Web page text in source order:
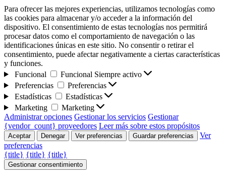
Para ofrecer las mejores experiencias, utilizamos tecnologías como
las cookies para almacenar y/o acceder a la información del
dispositivo. El consentimiento de estas tecnologías nos permitirá
procesar datos como el comportamiento de navegación o las
identificaciones únicas en este sitio. No consentir o retirar el
consentimiento, puede afectar negativamente a ciertas características
y funciones.
Funcional
Funcional Siempre activo
Preferencias
Preferencias
Estadísticas
Estadísticas
Marketing
Marketing
Administrar opciones Gestionar los servicios Gestionar
{vendor_count} proveedores Leer más sobre estos propósitos
Aceptar Denegar Ver preferencias Guardar preferencias
Ver
preferencias
{title} {title} {title}
Gestionar consentimiento